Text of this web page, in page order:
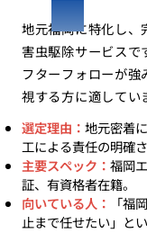
地元福岡に特化し、
害虫駆除サービスで
フターフォローが
視する方に適してい
選定理由： 地元密着
工による責任の明確さ
主要スペック： 福岡
証、有資格者在籍。
向いている人：
「福
止まで任せたい」とい